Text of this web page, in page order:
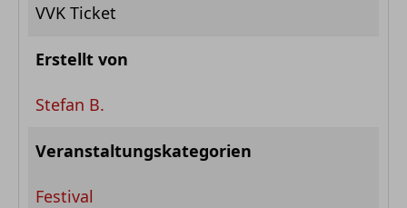
VVK Ticket
Erstellt von
Stefan B.
Veranstaltungskategorien
Festival